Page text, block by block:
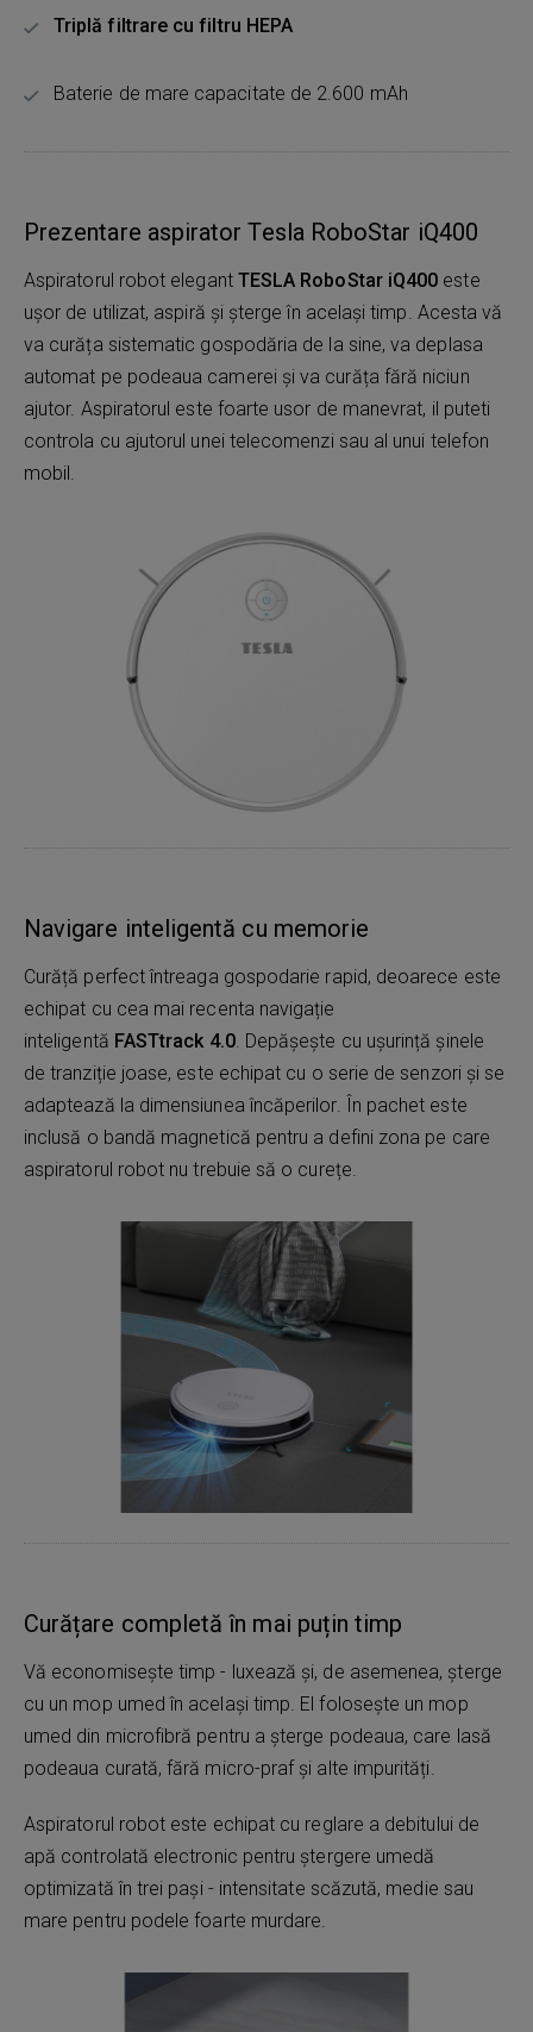
Triplă filtrare cu filtru HEPA
Baterie de mare capacitate de 2.600 mAh
Prezentare aspirator Tesla RoboStar iQ400
Aspiratorul robot elegant TESLA RoboStar iQ400 este
ușor de utilizat, aspiră și șterge în același timp. Acesta vă
va curăța sistematic gospodăria de la sine, va deplasa
automat pe podeaua camerei și va curăța fără niciun
ajutor. Aspiratorul este foarte usor de manevrat, il puteti
controla cu ajutorul unei telecomenzi sau al unui telefon
mobil.
Navigare inteligentă cu memorie
Curăță perfect întreaga gospodarie rapid, deoarece este
echipat cu cea mai recenta navigație
inteligentă FASTtrack 4.0. Depășește cu ușurință șinele
de tranziție joase, este echipat cu o serie de senzori și se
adaptează la dimensiunea încăperilor. În pachet este
inclusă o bandă magnetică pentru a defini zona pe care
aspiratorul robot nu trebuie să o curețe.
Curățare completă în mai puțin timp
Vă economisește timp - luxează și, de asemenea, șterge
cu un mop umed în același timp. El folosește un mop
umed din microfibră pentru a șterge podeaua, care lasă
podeaua curată, fără micro-praf și alte impurități.
Aspiratorul robot este echipat cu reglare a debitului de
apă controlată electronic pentru ștergere umedă
optimizată în trei pași - intensitate scăzută, medie sau
mare pentru podele foarte murdare.